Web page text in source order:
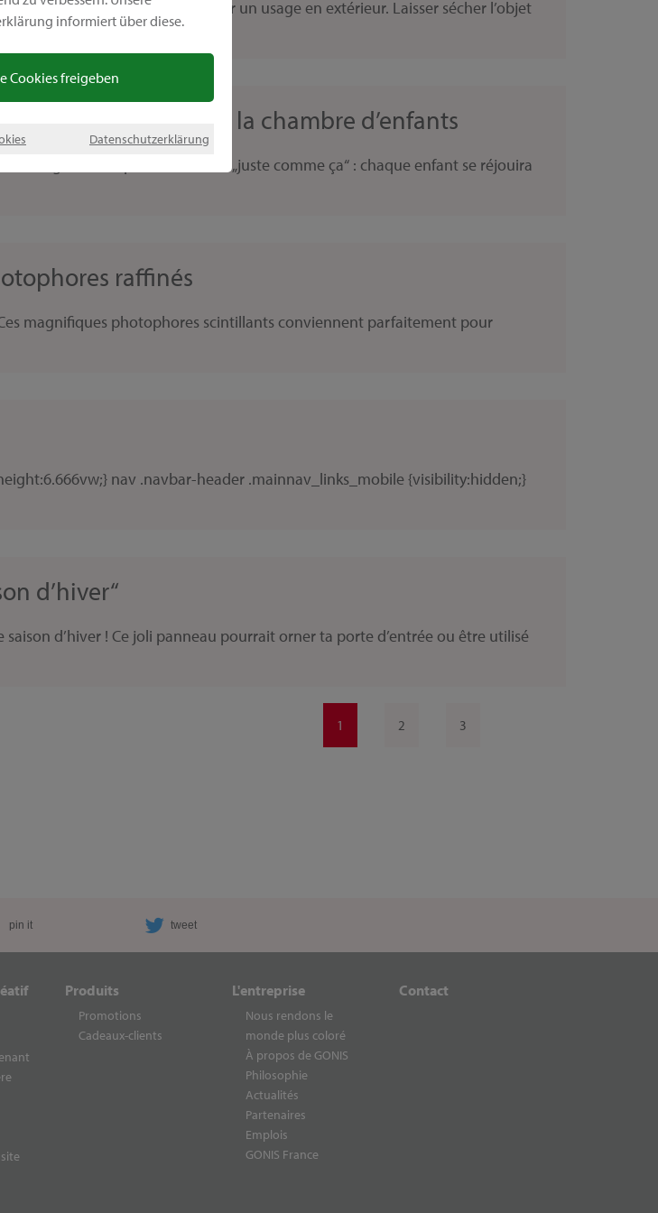
informiert über diese.
Cookies freigeben
Datenschutzerklärung
peinture déco mate, idéale pour un usage en extérieur. Laisser sécher l’objet
veilleuse pour la chambre d’enfants
s’agisse d’un petit cadeau ou „juste comme ça“ : chaque enfant se réjouira
raffinés
magnifiques photophores scintillants conviennent parfaitement pour
nav .navbar-header .mainnav_links_mobile {visibility:hidden;}
d’hiver“
d’hiver ! Ce joli panneau pourrait orner ta porte d’entrée ou être utilisé
1 2 3
pin it tweet
Produits
Promotions
Cadeaux-clients
L'entreprise
Nous rendons le
monde plus coloré
À propos de GONIS
Philosophie
Actualités
Partenaires
Emplois
GONIS France
Contact